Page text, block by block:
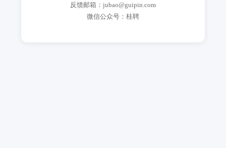
反馈邮箱：jubao@guipin.com
微信公众号：桂聘